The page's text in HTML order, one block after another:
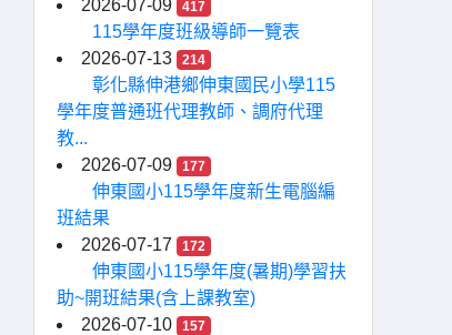
2026-07-09
417
115學年度班級導師一覽表
2026-07-13
214
彰化縣伸港鄉伸東國民小學115
學年度普通班代理教師、調府代理
教...
2026-07-09
177
伸東國小115學年度新生電腦編
班結果
2026-07-17
172
伸東國小115學年度(暑期)學習扶
助~開班結果(含上課教室)
2026-07-10
157